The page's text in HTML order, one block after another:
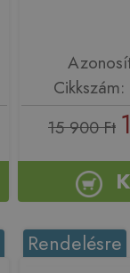
15 900 Ft
Rendelésre